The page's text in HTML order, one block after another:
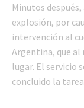
Minutos después,
explosión, por
intervención al
Argentina, que
lugar. El servicio
concluido la